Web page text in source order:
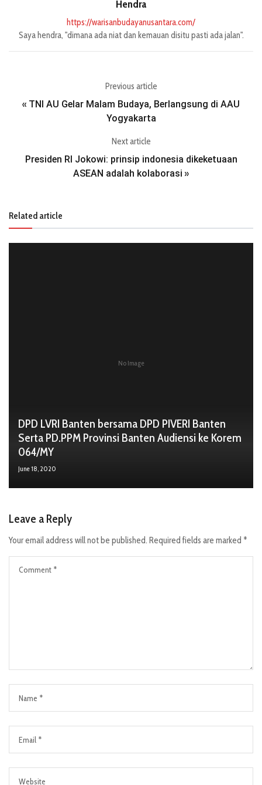
Hendra
https://warisanbudayanusantara.com/
Saya hendra, "dimana ada niat dan kemauan disitu pasti ada jalan".
Previous article
« TNI AU Gelar Malam Budaya, Berlangsung di AAU
Yogyakarta
Next article
Presiden RI Jokowi: prinsip indonesia dikeketuaan
ASEAN adalah kolaborasi »
Related article
No Image
DPD LVRI Banten bersama DPD PIVERI Banten
Serta PD.PPM Provinsi Banten Audiensi ke Korem
064/MY
June 18, 2020
Leave a Reply
Your email address will not be published. Required fields are marked *